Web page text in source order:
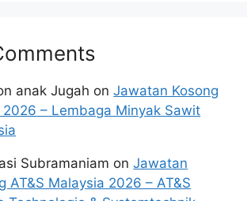
anak Jugah onJawatan Kosong
2026 – Lembaga Minyak Sawit
Subramaniam onJawatan
AT&S Malaysia 2026 – AT&S